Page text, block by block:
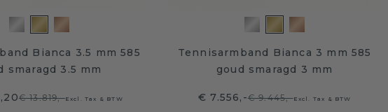
Bianca 3.5 mm 585
smaragd 3.5 mm
€ 13.819,-Excl. Tax & BTW
Tennisarmband Bianca 3 mm 585
goud smaragd 3 mm
€ 7.556,-€ 9.445,-Excl. Tax & BTW